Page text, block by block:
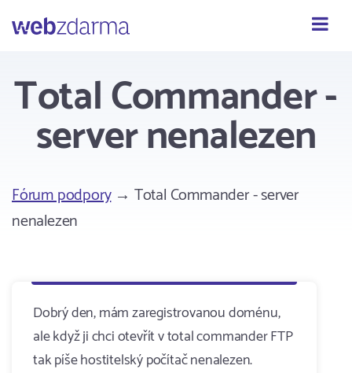
Webzdarma
Total Commander -
server nenalezen
Fórum podpory→ Total Commander - server
nenalezen
Dobrý den, mám zaregistrovanou doménu,
ale když ji chci otevřít v total commander FTP
tak píše hostitelský počítač nenalezen.